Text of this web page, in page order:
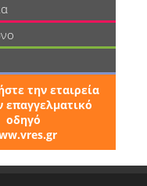
την εταιρεία
επαγγελματικό
οδηγό